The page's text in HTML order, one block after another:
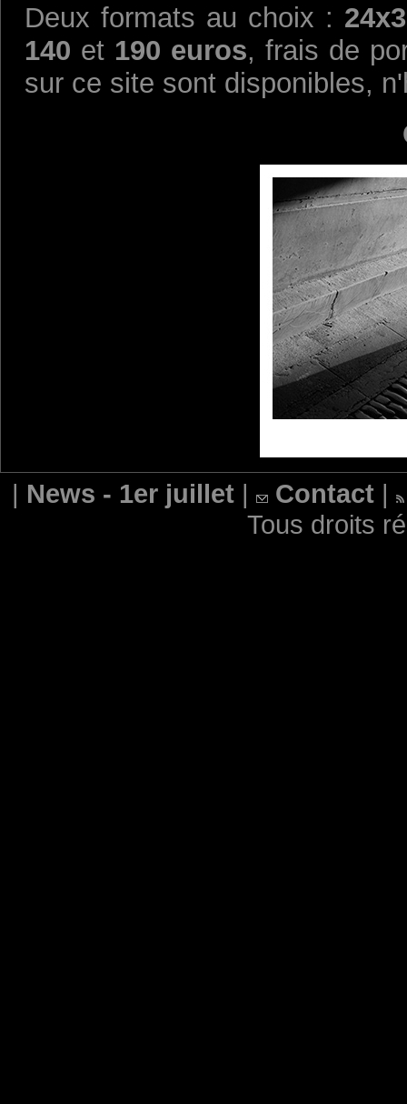
Deux formats au choix :
140 et 190 euros, frais de
sur ce site sont disponibles,
| News - 1er juillet | Contact |
Tous droits